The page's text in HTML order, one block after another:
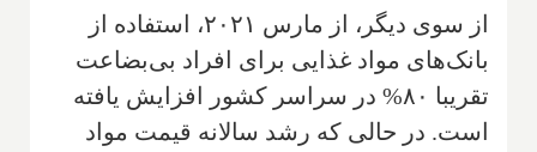
از سوی دیگر، از مارس ۲۰۲۱، استفاده از
بانک‌های مواد غذایی برای افراد بی‌بضاعت
تقریبا ۸۰% در سراسر کشور افزایش یافته
است. در حالی که رشد سالانه قیمت مواد